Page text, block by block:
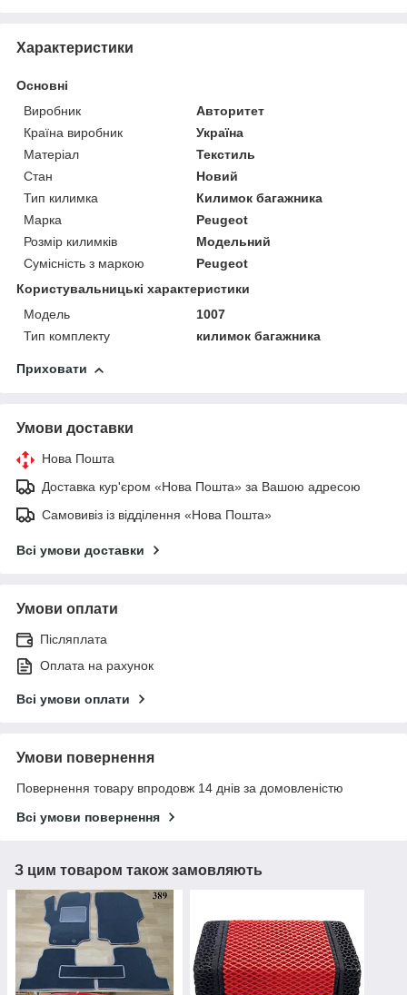
Характеристики
Основні
Виробник
Авторитет
Країна виробник
Україна
Матеріал
Текстиль
Стан
Новий
Тип килимка
Килимок багажника
Марка
Peugeot
Розмір килимків
Модельний
Сумісність з маркою
Peugeot
Користувальницькі характеристики
Модель
1007
Тип комплекту
килимок багажника
Приховати
Умови доставки
Нова Пошта
Доставка кур'єром «Нова Пошта» за Вашою адресою
Самовивіз із відділення «Нова Пошта»
Всі умови доставки
Умови оплати
Післяплата
Оплата на рахунок
Всі умови оплати
Умови повернення
Повернення товару впродовж 14 днів за домовленістю
Всі умови повернення
З цим товаром також замовляють